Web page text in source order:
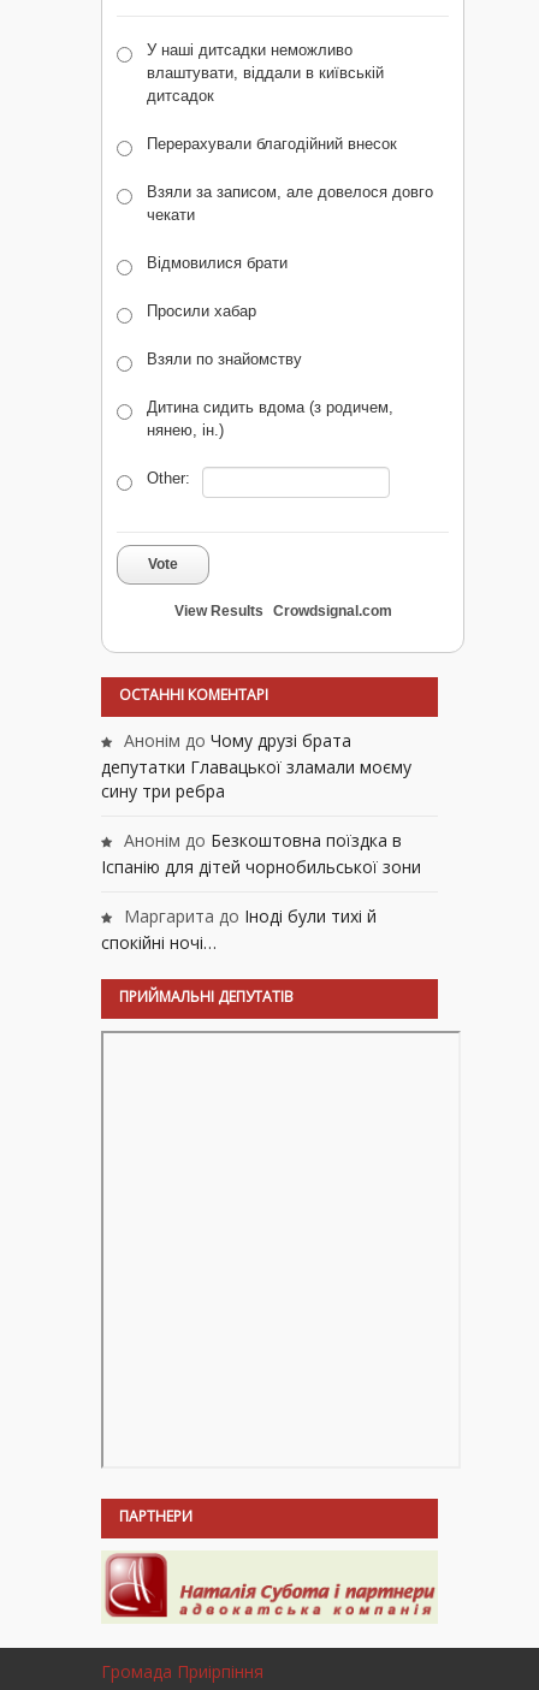
У наші дитсадки неможливо
влаштувати, віддали в київській
дитсадок
Перерахували благодійний внесок
Взяли за записом, але довелося довго
чекати
Відмовилися брати
Просили хабар
Взяли по знайомству
Дитина сидить вдома (з родичем,
нянею, ін.)
Other:
Vote
View Results Crowdsignal.com
ОСТАННІ КОМЕНТАРІ
Анонім до Чому друзі брата
депутатки Главацької зламали моєму
сину три ребра
Анонім до Безкоштовна поїздка в
Іспанію для дітей чорнобильської зони
Маргарита до Іноді були тихі й
спокійні ночі…
ПРИЙМАЛЬНІ ДЕПУТАТІВ
ПАРТНЕРИ
Громада Приірпіння